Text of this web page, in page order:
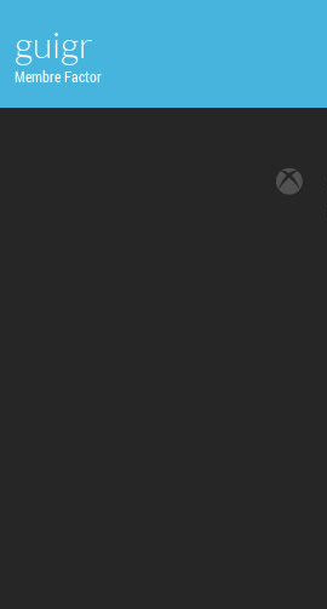
guigr
Membre Factor